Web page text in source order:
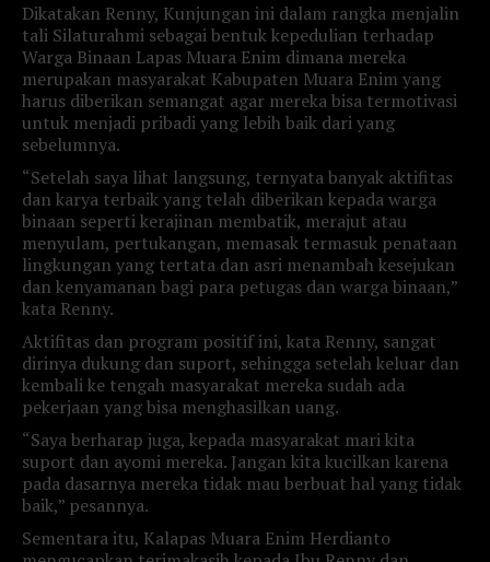
Dikatakan Renny, Kunjungan ini dalam rangka menjalin
tali Silaturahmi sebagai bentuk kepedulian terhadap
Warga Binaan Lapas Muara Enim dimana mereka
merupakan masyarakat Kabupaten Muara Enim yang
harus diberikan semangat agar mereka bisa termotivasi
untuk menjadi pribadi yang lebih baik dari yang
sebelumnya.
“Setelah saya lihat langsung, ternyata banyak aktifitas
dan karya terbaik yang telah diberikan kepada warga
binaan seperti kerajinan membatik, merajut atau
menyulam, pertukangan, memasak termasuk penataan
lingkungan yang tertata dan asri menambah kesejukan
dan kenyamanan bagi para petugas dan warga binaan,”
kata Renny.
Aktifitas dan program positif ini, kata Renny, sangat
dirinya dukung dan suport, sehingga setelah keluar dan
kembali ke tengah masyarakat mereka sudah ada
pekerjaan yang bisa menghasilkan uang.
“Saya berharap juga, kepada masyarakat mari kita
suport dan ayomi mereka. Jangan kita kucilkan karena
pada dasarnya mereka tidak mau berbuat hal yang tidak
baik,” pesannya.
Sementara itu, Kalapas Muara Enim Herdianto